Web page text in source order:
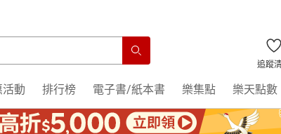
追蹤
動 排行榜 電子書/紙本書 樂集點 樂天點數